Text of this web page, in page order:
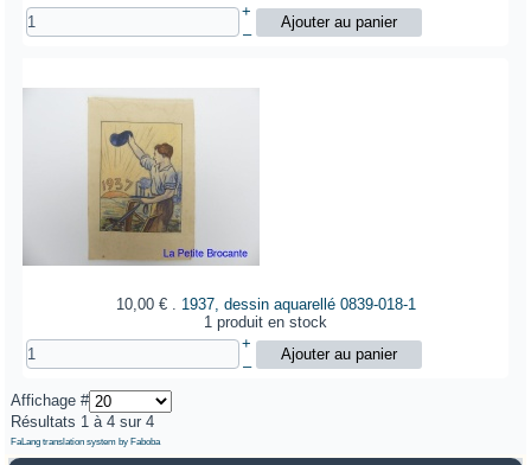
+
–
10,00 € . 1937, dessin aquarellé 0839-018-1
1 produit en stock
+
–
Affichage #
Résultats 1 à 4 sur 4
FaLang translation system by Faboba